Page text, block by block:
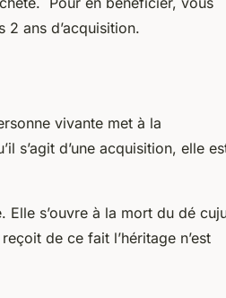
ans d’acquisition.
vivante met à la
s’agit d’une acquisition, elle
s’ouvre à la mort du dé
de ce fait l’héritage n’est